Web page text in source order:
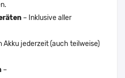
– Inklusive aller
Akku jederzeit (auch teilweise)
–